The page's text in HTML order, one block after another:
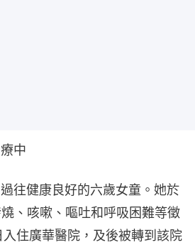
中
往健康良好的六歲女童。她於
、咳嗽、嘔吐和呼吸困難等徵
住廣華醫院，及後被轉到該院